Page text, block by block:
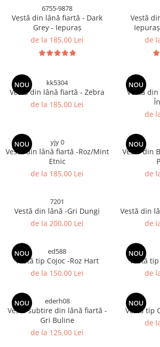
6755-9878
Vestă din lână fiartă - Dark
Grey - Iepuraș
de la 185,00 Lei
Vestă
de
NOU kk5304
Vestă din lână fiartă - Zebra
de la 185,00 Lei
NOU
Vestă
de
NOU yjy 0
Vestă din lână fiartă -Roz/Mint
Etnic
de la 185,00 Lei
NOU
Vestă din
de
7201
Vestă din lână -Gri Dungi
de la 200,00 Lei
Vestă din
de
NOU ed588
Vestă tip Cojoc -Roz Hart
de la 150,00 Lei
NOU
Vestă
de
NOU ederh08
Vestă subtire din lână fiartă -
Gri Buline
de la 125,00 Lei
NOU
Vestă tip
de